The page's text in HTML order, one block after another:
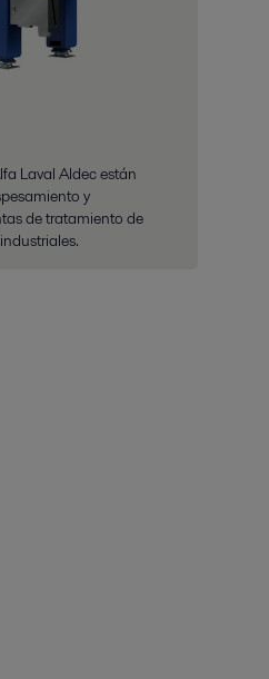
Laval Aldec están
y
de tratamiento de